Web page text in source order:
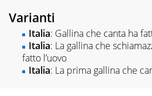
Varianti
Italia: Gallina che canta ha
Italia: La gallina che
fatto l’uovo
Italia: La prima gallina che